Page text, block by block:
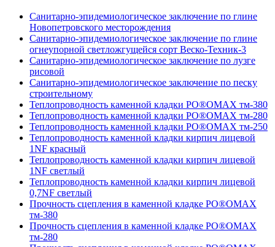
Санитарно-эпидемиологическое заключение по глине
Новопетровского месторождения
Санитарно-эпидемиологическое заключение по глине
огнеупорной светложгущейся сорт Веско-Техник-3
Санитарно-эпидемиологическое заключение по лузге
рисовой
Санитарно-эпидемиологическое заключение по песку
строительному
Теплопроводность каменной кладки PO®OMAX тм-380
Теплопроводность каменной кладки PO®OMAX тм-280
Теплопроводность каменной кладки PO®OMAX тм-250
Теплопроводность каменной кладки кирпич лицевой
1NF красный
Теплопроводность каменной кладки кирпич лицевой
1NF светлый
Теплопроводность каменной кладки кирпич лицевой
0,7NF светлый
Прочность сцепления в каменной кладке PO®OMAX
тм-380
Прочность сцепления в каменной кладке PO®OMAX
тм-280